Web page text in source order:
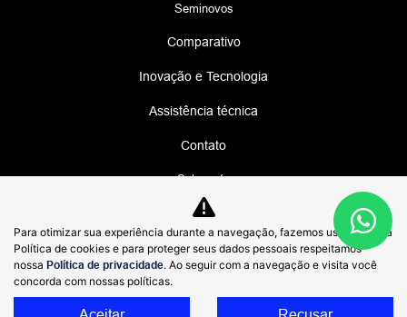
Seminovos
Comparativo
Inovação e Tecnologia
Assistência técnica
Contato
Sobre nós
Fale conosco
Política de privacidade
Canal de Denúncias
Para otimizar sua experiência durante a navegação, fazemos uso de nossa
Política de cookies e para proteger seus dados pessoais respeitamos
nossa Política de privacidade. Ao seguir com a navegação e visita você
concorda com nossas políticas.